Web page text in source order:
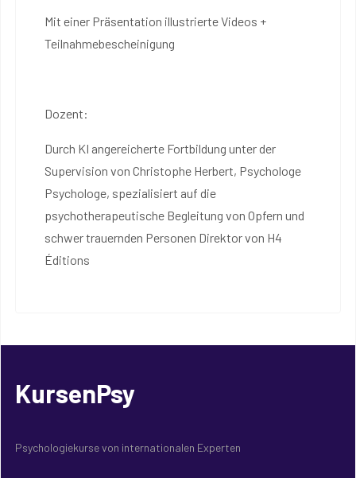
Mit einer Präsentation illustrierte Videos +
Teilnahmebescheinigung
Dozent:
Durch KI angereicherte Fortbildung unter der
Supervision von Christophe Herbert, Psychologe
Psychologe, spezialisiert auf die
psychotherapeutische Begleitung von Opfern und
schwer trauernden Personen Direktor von H4
Éditions
KursenPsy
Psychologiekurse von internationalen Experten